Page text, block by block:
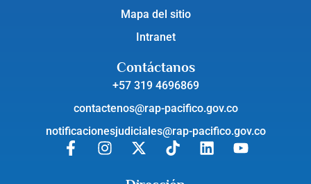
Mapa del sitio
Intranet
Contáctanos
+57 319 4696869
contactenos@rap-pacifico.gov.co
notificacionesjudiciales@rap-pacifico.gov.co